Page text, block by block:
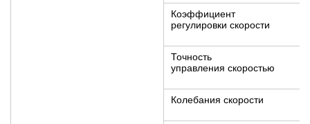
Коэффициент
регулировки скорости
Точность
управления скоростью
Колебания скорости